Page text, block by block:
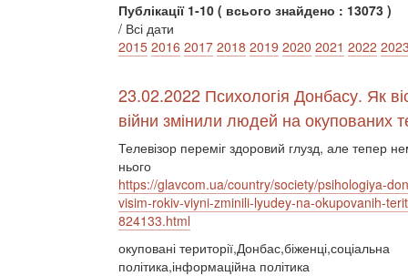
Публікації 1-10 ( всього знайдено : 13073 )
/ Всі дати
2015 2016 2017 2018 2019 2020 2021 2022
23.02.2022 Психологія Донбасу. Як
війни змінили людей на окупованих
Телевізор переміг здоровий глузд, але тепер
нього
https://glavcom.ua/country/society/psihologiya-
visim-rokiv-viyni-zminili-lyudey-na-okupovanih-
824133.html
окуповані території,Донбас,біженці,соціальна
політика,інформаційна політика